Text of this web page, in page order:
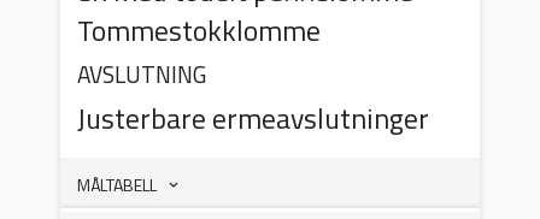
Tommestokklomme
AVSLUTNING
Justerbare ermeavslutninger
MÅLTABELL